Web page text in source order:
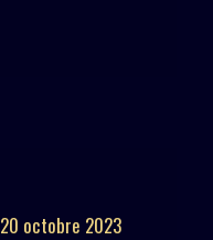
octobre 2023